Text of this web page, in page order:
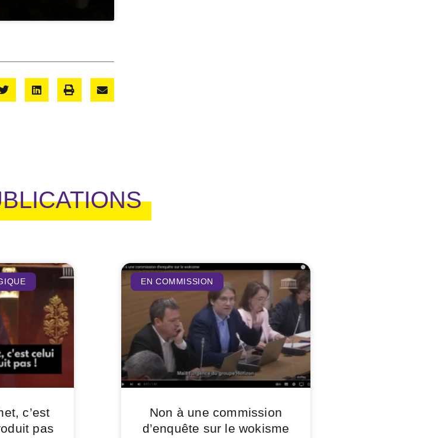
c’est
pas
EN COMMISSION
Non à une commission
d’enquête sur le wokisme